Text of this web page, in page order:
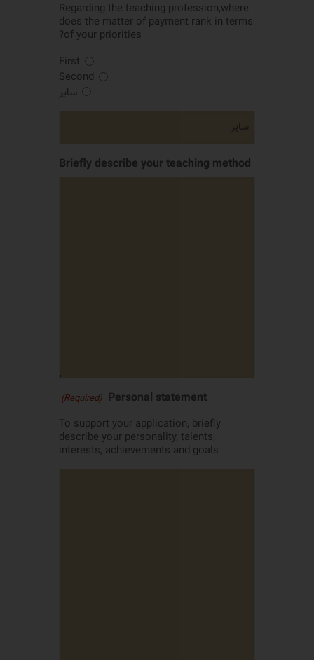
Regarding the teaching profession,where
does the matter of payment rank in terms
of your priorities?
First
Second
سایر
Briefly describe your teaching method
Personal statement
(Required)
To support your application, briefly
describe your personality, talents,
interests, achievements and goals